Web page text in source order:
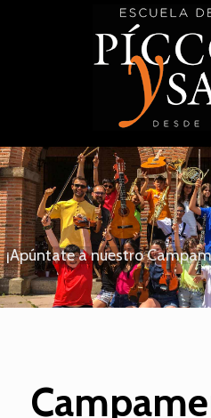
¡Apúntate a nuestro